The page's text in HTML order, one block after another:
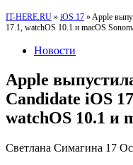
IT-HERE.RU » iOS 17 » Apple
17.1, watchOS 10.1 и macOS
Новости
Apple
Candidate iOS
watchOS 10.1 и
Светлана Симагина 17